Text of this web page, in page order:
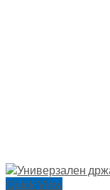
Quick View